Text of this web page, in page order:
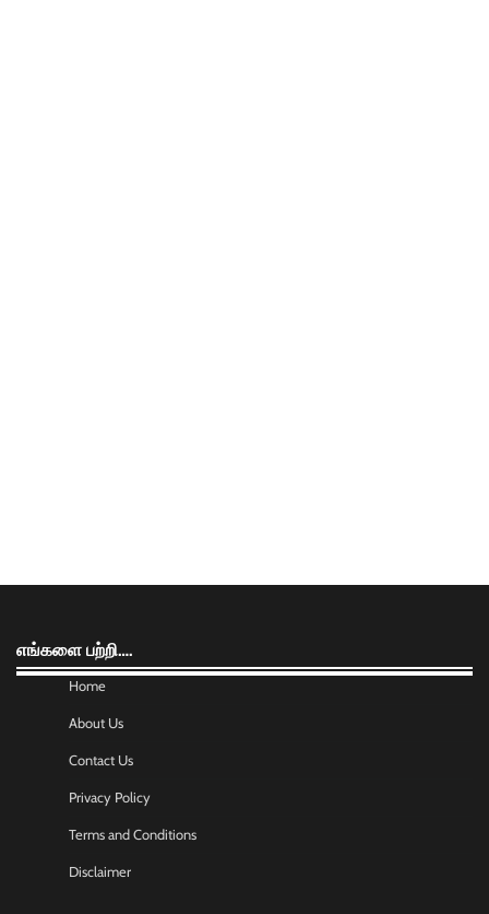
எங்களை பற்றி….
Home
About Us
Contact Us
Privacy Policy
Terms and Conditions
Disclaimer